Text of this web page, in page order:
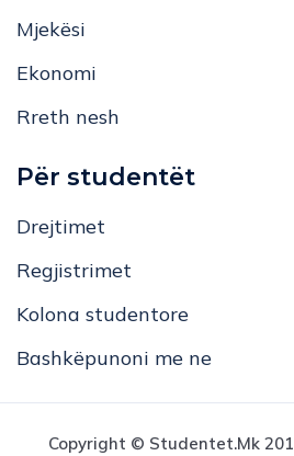
Mjekësi
Ekonomi
Rreth nesh
Për studentët
Drejtimet
Regjistrimet
Kolona studentore
Bashkëpunoni me ne
Copyright © Studentet.mk